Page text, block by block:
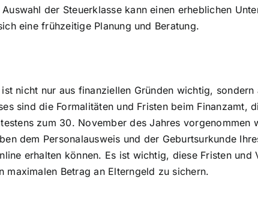
der Steuerklasse kann einen erheblichen
eine frühzeitige Planung und Beratung.
nicht nur aus finanziellen Gründen wichtig,
sind die Formalitäten und Fristen beim Finanzamt,
zum 30. November des Jahres vorgenommen
dem Personalausweis und der Geburtsurkunde
erhalten können. Es ist wichtig, diese Fristen und
Betrag an Elterngeld zu sichern.